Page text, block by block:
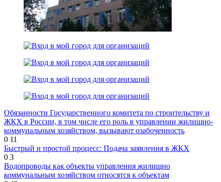
Обязанности Государственного комитета по строительству и
ЖКХ в России, в том числе его роль в управлении жилищно-
коммунальным хозяйством, вызывают озабоченность
0 11
Быстрый и простой процесс: Подача заявления в ЖКХ
0 3
Водопроводы как объекты управления жилищно
коммунальным хозяйством относятся к объектам